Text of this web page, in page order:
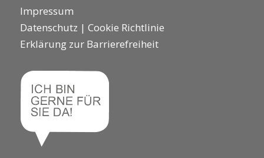
Impressum
Datenschutz | Cookie Richtlinie
Erklärung zur Barrierefreiheit